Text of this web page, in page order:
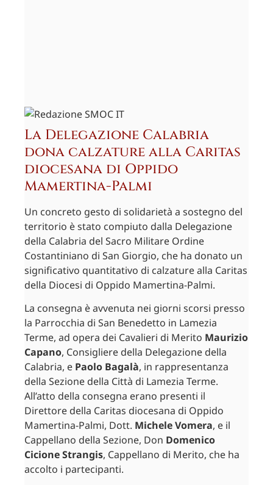
La Delegazione Calabria
dona calzature alla Caritas
diocesana di Oppido
Mamertina-Palmi
Un concreto gesto di solidarietà a sostegno del
territorio è stato compiuto dalla Delegazione
della Calabria del Sacro Militare Ordine
Costantiniano di San Giorgio, che ha donato un
significativo quantitativo di calzature alla Caritas
della Diocesi di Oppido Mamertina-Palmi.
La consegna è avvenuta nei giorni scorsi presso
la Parrocchia di San Benedetto in Lamezia
Terme, ad opera dei Cavalieri di Merito Maurizio
Capano, Consigliere della Delegazione della
Calabria, e Paolo Bagalà, in rappresentanza
della Sezione della Città di Lamezia Terme.
All’atto della consegna erano presenti il
Direttore della Caritas diocesana di Oppido
Mamertina-Palmi, Dott. Michele Vomera, e il
Cappellano della Sezione, Don Domenico
Cicione Strangis, Cappellano di Merito, che ha
accolto i partecipanti.